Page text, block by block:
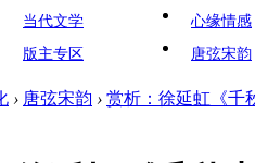
当代文学
版主专区
心缘情感
唐弦宋韵
› 唐弦宋韵 › 赏析：徐延虹《千